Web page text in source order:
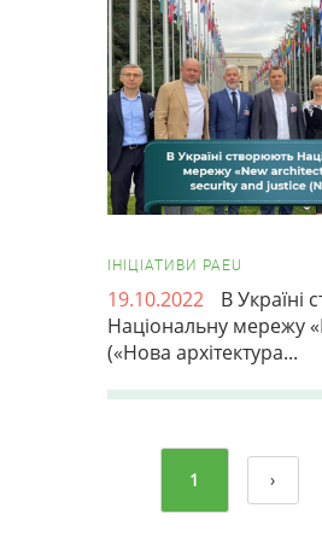
ІНІЦІАТИВИ PAEU
19.10.2022
В Україні
Національну мережу
(«Нова архітектура...
1 ›